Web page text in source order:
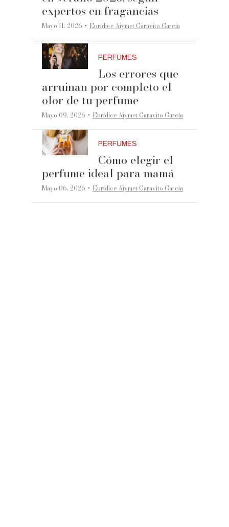
expertos en fragancias
Mayo 11, 2026 ·Eurídice Aiymet Garavito García
PERFUMES
Los errores que
arruinan por completo el
olor de tu perfume
Mayo 09, 2026 ·Eurídice Aiymet Garavito García
PERFUMES
Cómo elegir el
perfume ideal para mamá
Mayo 06, 2026 ·Eurídice Aiymet Garavito García